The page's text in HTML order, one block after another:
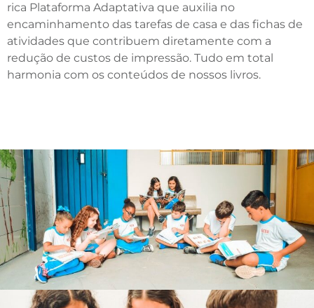
rica Plataforma Adaptativa que auxilia no
encaminhamento das tarefas de casa e das fichas de
atividades que contribuem diretamente com a
redução de custos de impressão. Tudo em total
harmonia com os conteúdos de nossos livros.